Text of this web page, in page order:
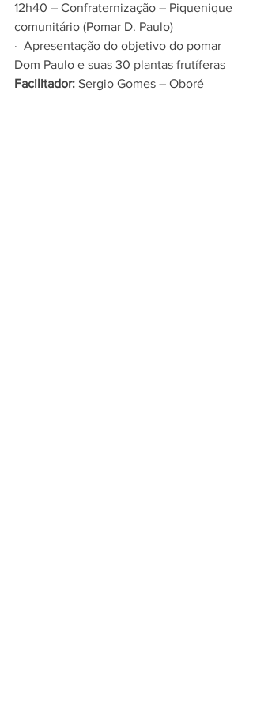
12h40 – Confraternização – Piquenique
comunitário (Pomar D. Paulo)
·  Apresentação do objetivo do pomar
Dom Paulo e suas 30 plantas frutíferas
Facilitador: Sergio Gomes – Oboré